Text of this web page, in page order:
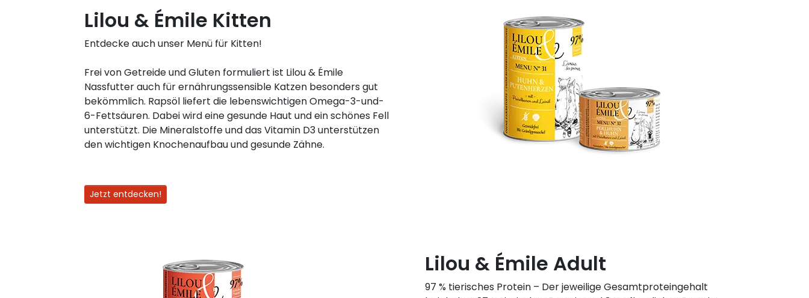
Lilou & Émile Kitten
Entdecke auch unser Menü für Kitten!
Frei von Getreide und Gluten formuliert ist Lilou & Émile
Nassfutter auch für ernährungssensible Katzen besonders gut
bekömmlich. Rapsöl liefert die lebenswichtigen Omega-3-und-
6-Fettsäuren. Dabei wird eine gesunde Haut und ein schönes Fell
unterstützt. Die Mineralstoffe und das Vitamin D3 unterstützen
den wichtigen Knochenaufbau und gesunde Zähne.
Jetzt entdecken!
Lilou & Émile Adult
97 % tierisches Protein – Der jeweilige Gesamtproteingehalt